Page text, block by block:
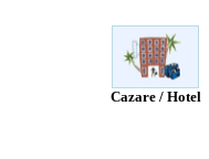
Cazare / Hotel